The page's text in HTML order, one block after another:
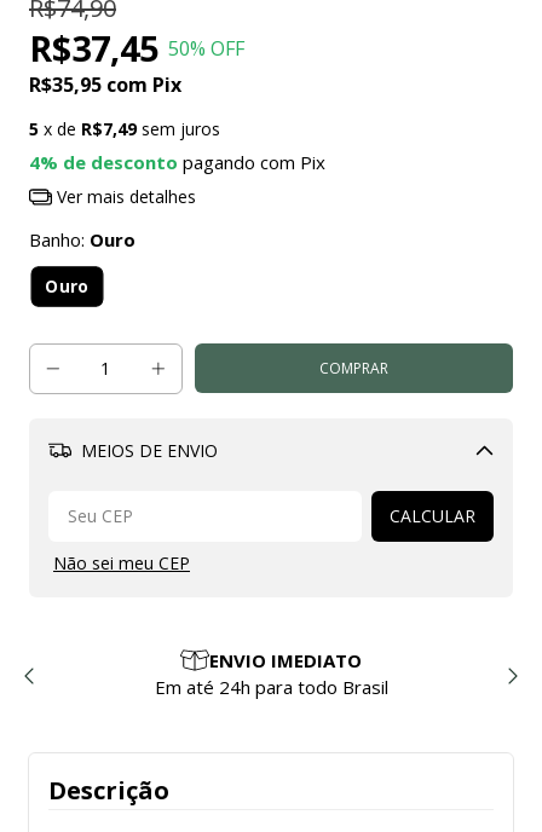
R$74,90
R$37,45 50% OFF
R$35,95 com Pix
5 x de R$7,49 sem juros
4% de desconto pagando com Pix
Ver mais detalhes
Banho: Ouro
Ouro
MEIOS DE ENVIO
Alterar CEP
CALCULAR
Não sei meu CEP
ENVIO IMEDIATO
Em até 24h para todo Brasil
Descrição